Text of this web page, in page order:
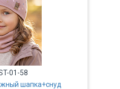
01-58
шапка+снуд